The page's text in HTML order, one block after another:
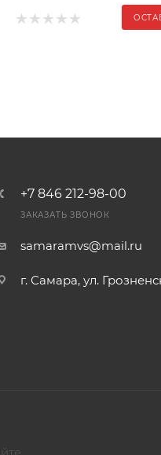
+7 846 212-98-00
ЗАКАЗАТЬ ЗВОНОК
samaramvs@mail.ru
г. Самара, ул.